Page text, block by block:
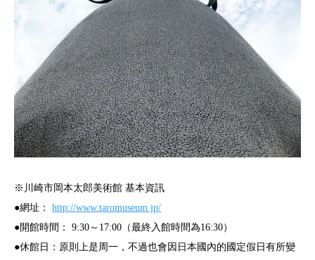
※川崎市岡本太郎美術館 基本資訊
●網址： http://www.taromuseum.jp/
●開館時間： 9:30～17:00（最終入館時間為16:30）
●休館日：原則上是周一，不過也會因日本國內的國定假日有所變